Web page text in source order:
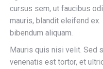
cursus sem, ut faucibus
mauris, blandit eleifend
bibendum aliquam.
Mauris quis nisi velit. Sed
venenatis est tortor, et